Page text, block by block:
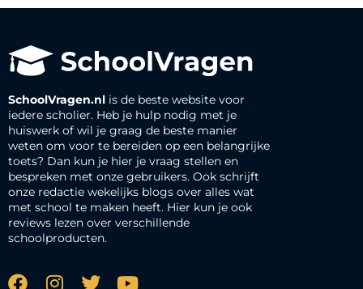
SchoolVragen.nl is de beste website voor
iedere scholier. Heb je hulp nodig met je
huiswerk of wil je graag de beste manier
weten om voor te bereiden op een belangrijke
toets? Dan kun je hier je vraag stellen en
bespreken met onze gebruikers. Ook schrijft
onze redactie wekelijks blogs over alles wat
met school te maken heeft. Hier kun je ook
reviews lezen over verschillende
schoolproducten.